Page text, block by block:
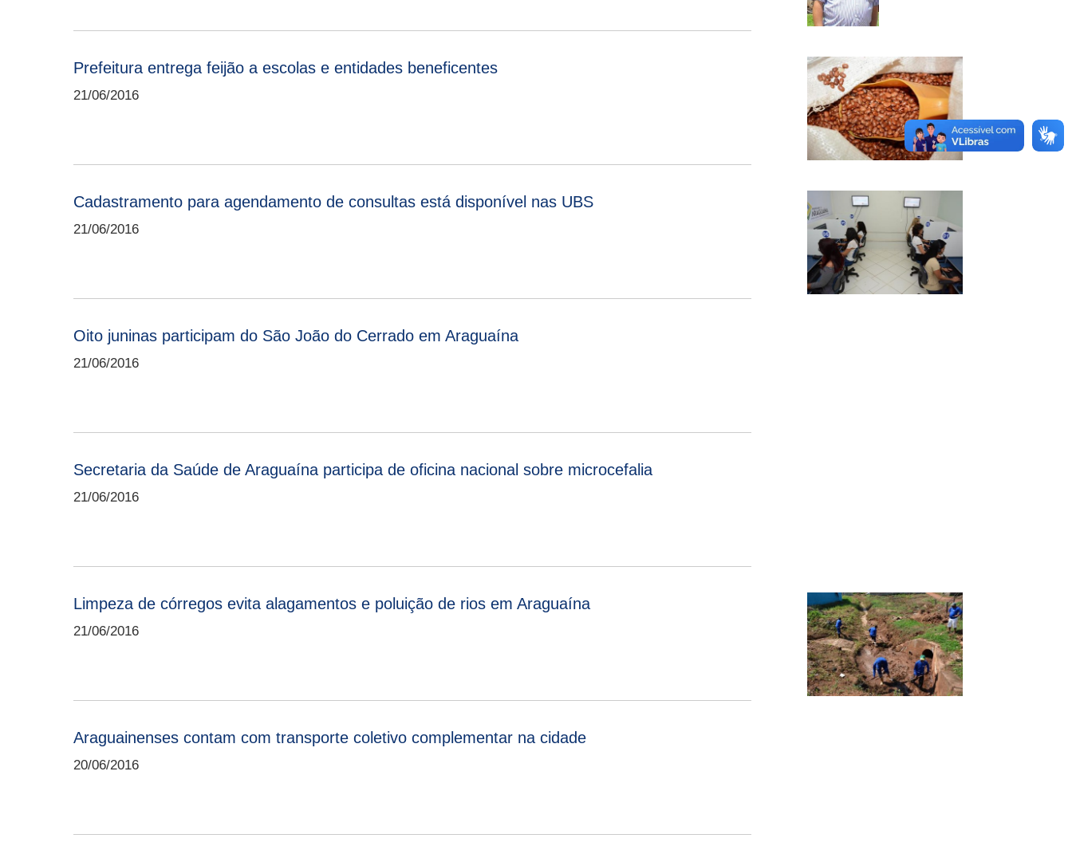
Prefeitura entrega feijão a escolas e entidades beneficentes
21/06/2016
Cadastramento para agendamento de consultas está disponível nas UBS
21/06/2016
Oito juninas participam do São João do Cerrado em Araguaína
21/06/2016
Secretaria da Saúde de Araguaína participa de oficina nacional sobre microcefalia
21/06/2016
Limpeza de córregos evita alagamentos e poluição de rios em Araguaína
21/06/2016
Araguainenses contam com transporte coletivo complementar na cidade
20/06/2016